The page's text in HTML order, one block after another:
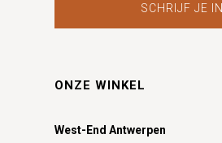
SCHRIJF JE IN
ONZE WINKEL
West-End Antwerpen